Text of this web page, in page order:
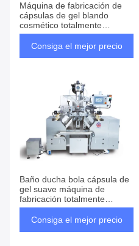
Máquina de fabricación de
cápsulas de gel blando
cosmético totalmente
automático para productos
para el cuidado de la piel
Consiga el mejor precio
Baño ducha bola cápsula de
gel suave máquina de
fabricación totalmente
automática pequeño
mediano grande
Consiga el mejor precio